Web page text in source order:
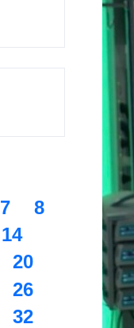
7
8
14
20
26
32